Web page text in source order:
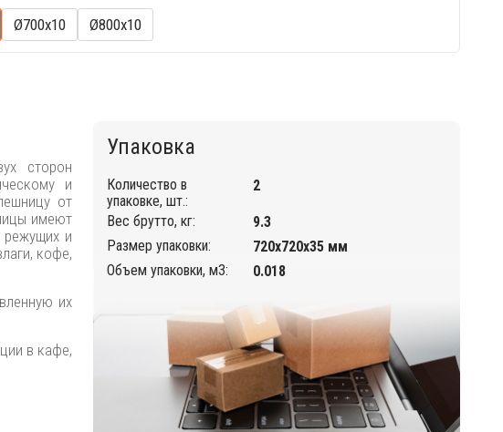
Ø700х10 Ø800х10
сторон
и
от
имеют
режущих и
кофе,
их
в кафе,
Упаковка
Количество в
упаковке, шт.:
2
Вес брутто, кг:
9.3
Размер упаковки:
720х720х35 мм
Объем упаковки, м3:
0.018